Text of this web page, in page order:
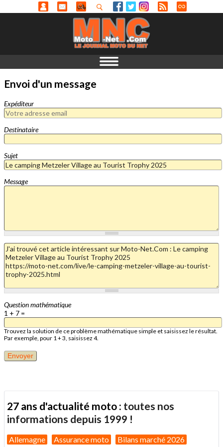
Envoi d'un message
Expéditeur
Destinataire
Sujet
Message
Question mathématique
1 + 7 =
Trouvez la solution de ce problème mathématique simple et saisissez le résultat.
Par exemple, pour 1 + 3, saisissez 4.
27 ans d'actualité moto : toutes nos
informations depuis 1999 !
Allemagne Assurance moto Bilans marché 2026